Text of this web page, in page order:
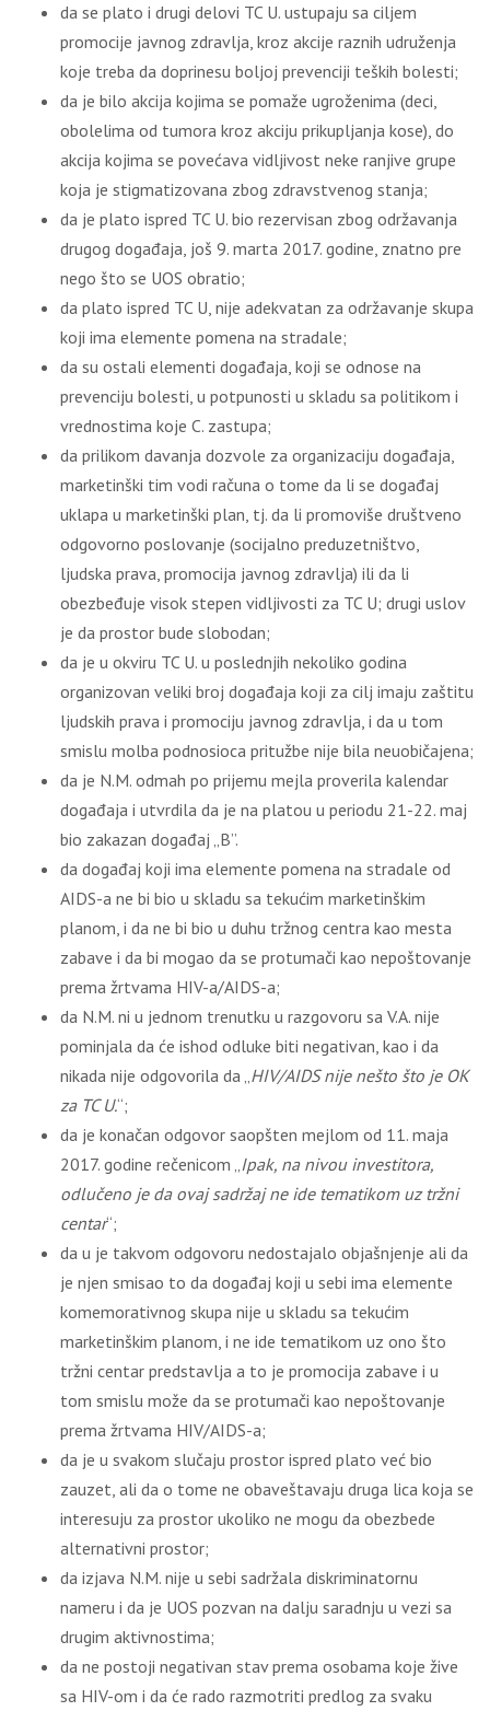
da se plato i drugi delovi TC U. ustupaju sa cilјem
promocije javnog zdravlјa, kroz akcije raznih udruženja
koje treba da doprinesu bolјoj prevenciji teških bolesti;
da je bilo akcija kojima se pomaže ugroženima (deci,
obolelima od tumora kroz akciju prikuplјanja kose), do
akcija kojima se povećava vidlјivost neke ranjive grupe
koja je stigmatizovana zbog zdravstvenog stanja;
da je plato ispred TC U. bio rezervisan zbog održavanja
drugog događaja, još 9. marta 2017. godine, znatno pre
nego što se UOS obratio;
da plato ispred TC U, nije adekvatan za održavanje skupa
koji ima elemente pomena na stradale;
da su ostali elementi događaja, koji se odnose na
prevenciju bolesti, u potpunosti u skladu sa politikom i
vrednostima koje C. zastupa;
da prilikom davanja dozvole za organizaciju događaja,
marketinški tim vodi računa o tome da li se događaj
uklapa u marketinški plan, tj. da li promoviše društveno
odgovorno poslovanje (socijalno preduzetništvo,
lјudska prava, promocija javnog zdravlјa) ili da li
obezbeđuje visok stepen vidlјivosti za TC U; drugi uslov
je da prostor bude slobodan;
da je u okviru TC U. u poslednjih nekoliko godina
organizovan veliki broj događaja koji za cilј imaju zaštitu
lјudskih prava i promociju javnog zdravlјa, i da u tom
smislu molba podnosioca pritužbe nije bila neuobičajena;
da je N.M. odmah po prijemu mejla proverila kalendar
događaja i utvrdila da je na platou u periodu 21-22. maj
bio zakazan događaj „B”.
da događaj koji ima elemente pomena na stradale od
AIDS-a ne bi bio u skladu sa tekućim marketinškim
planom, i da ne bi bio u duhu tržnog centra kao mesta
zabave i da bi mogao da se protumači kao nepoštovanje
prema žrtvama HIV-a/AIDS-a;
da N.M. ni u jednom trenutku u razgovoru sa V.A. nije
pominjala da će ishod odluke biti negativan, kao i da
nikada nije odgovorila da „HIV/AIDS nije nešto što je OK
za TC U.“;
da je konačan odgovor saopšten mejlom od 11. maja
2017. godine rečenicom „Ipak, na nivou investitora,
odlučeno je da ovaj sadržaj ne ide tematikom uz tržni
centar“;
da u je takvom odgovoru nedostajalo objašnjenje ali da
je njen smisao to da događaj koji u sebi ima elemente
komemorativnog skupa nije u skladu sa tekućim
marketinškim planom, i ne ide tematikom uz ono što
tržni centar predstavlјa a to je promocija zabave i u
tom smislu može da se protumači kao nepoštovanje
prema žrtvama HIV/AIDS-a;
da je u svakom slučaju prostor ispred plato već bio
zauzet, ali da o tome ne obaveštavaju druga lica koja se
interesuju za prostor ukoliko ne mogu da obezbede
alternativni prostor;
da izjava N.M. nije u sebi sadržala diskriminatornu
nameru i da je UOS pozvan na dalјu saradnju u vezi sa
drugim aktivnostima;
da ne postoji negativan stav prema osobama koje žive
sa HIV-om i da će rado razmotriti predlog za svaku